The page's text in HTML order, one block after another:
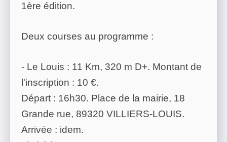
1ère édition.
Deux courses au programme :
- Le Louis : 11 Km, 320 m D+. Montant de
l'inscription : 10 €.
Départ : 16h30. Place de la mairie, 18
Grande rue, 89320 VILLIERS-LOUIS.
Arrivée : idem.